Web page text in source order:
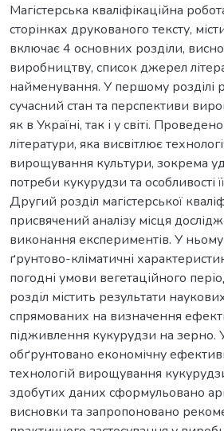
Магістерська кваліфікаційна
сторінках друкованого тексту,
включає 4 основних розділи,
виробництву, список джерел
найменування. У першому розділі
сучасний стан та перспективи
як в Україні, так і у світі.
літератури, яка висвітлює
вирощування культури, зокрема
потреби кукурудзи та особливості
Другий розділ магістерської
присвячений аналізу місця
виконання експериментів. У
ґрунтово-кліматичні
погодні умови вегетаційного
розділ містить результати
спрямованих на визначення
підживлення кукурудзи на зерно.
обґрунтовано економічну
технологій вирощування
здобутих даних сформульовано
висновки та запропоновано